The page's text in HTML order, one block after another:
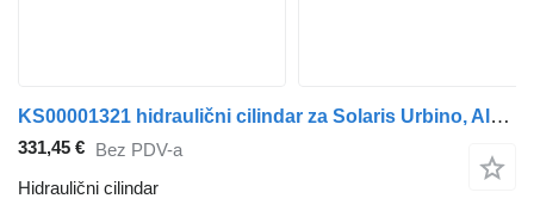
KS00001321 hidraulični cilindar za Solaris Urbino, Alpino, Vacanza (1999-) autobusa
331,45 € Bez PDV-a
Hidraulični cilindar